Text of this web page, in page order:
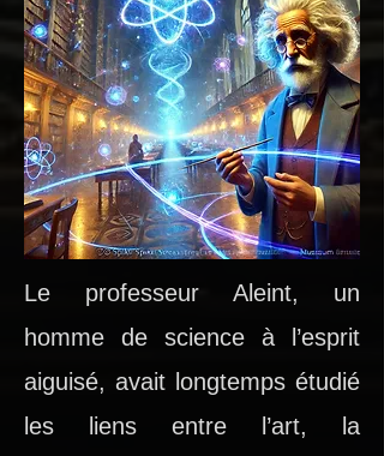
Le professeur Aleint, un
homme de science à l’esprit
aiguisé, avait longtemps étudié
les liens entre l’art, la